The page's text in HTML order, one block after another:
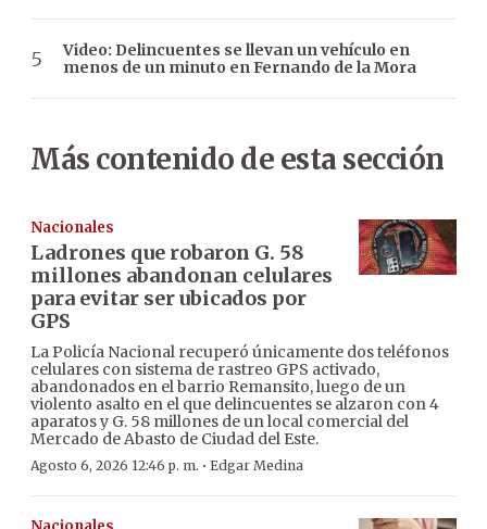
Video: Delincuentes se llevan un vehículo en
menos de un minuto en Fernando de la Mora
Más contenido de esta sección
Nacionales
Ladrones que robaron G. 58
millones abandonan celulares
para evitar ser ubicados por
GPS
La Policía Nacional recuperó únicamente dos teléfonos
celulares con sistema de rastreo GPS activado,
abandonados en el barrio Remansito, luego de un
violento asalto en el que delincuentes se alzaron con 4
aparatos y G. 58 millones de un local comercial del
Mercado de Abasto de Ciudad del Este.
Agosto 6, 2026 12:46 p. m. · Edgar Medina